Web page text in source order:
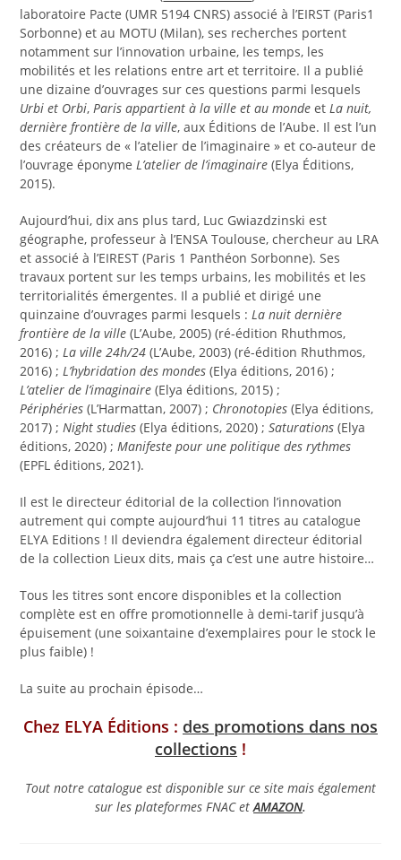
laboratoire Pacte (UMR 5194 CNRS) associé à l’EIRST (Paris1
Sorbonne) et au MOTU (Milan), ses recherches portent
notamment sur l’innovation urbaine, les temps, les
mobilités et les relations entre art et territoire. Il a publié
une dizaine d’ouvrages sur ces questions parmi lesquels
Urbi et Orbi,Paris appartient à la ville et au monde etLa nuit,
dernière frontière de la ville, aux Éditions de l’Aube. Il est l’un
des créateurs de « l’atelier de l’imaginaire » et co-auteur de
l’ouvrage éponymeL’atelier de l’imaginaire (Elya Éditions,
2015).
Aujourd’hui, dix ans plus tard, Luc Gwiazdzinski est
géographe, professeur à l’ENSA Toulouse, chercheur au LRA
et associé à l’EIREST (Paris 1 Panthéon Sorbonne). Ses
travaux portent sur les temps urbains, les mobilités et les
territorialités émergentes. Il a publié et dirigé une
quinzaine d’ouvrages parmi lesquels :La nuit dernière
frontière de la ville (L’Aube, 2005) (ré-édition Rhuthmos,
2016) ;La ville 24h/24 (L’Aube, 2003) (ré-édition Rhuthmos,
2016) ;L’hybridation des mondes (Elya éditions, 2016) ;
L’atelier de l’imaginaire (Elya éditions, 2015) ;
Périphéries (L’Harmattan, 2007) ; Chronotopies (Elya éditions,
2017) ;Night studies (Elya éditions, 2020) ;Saturations (Elya
éditions, 2020) ;Manifeste pour une politique des rythmes
(EPFL éditions, 2021).
Il est le directeur éditorial de la collection l’innovation
autrement qui compte aujourd’hui 11 titres au catalogue
ELYA Editions ! Il deviendra également directeur éditorial
de la collection Lieux dits, mais ça c’est une autre histoire…
Tous les titres sont encore disponibles et la collection
complète est en offre promotionnelle à demi-tarif jusqu’à
épuisement (une soixantaine d’exemplaires pour le stock le
plus faible) !
La suite au prochain épisode…
Chez ELYA Éditions : des promotions dans nos
collections !
Tout notre catalogue est disponible sur ce site mais également
sur les plateformes FNAC etAMAZON.